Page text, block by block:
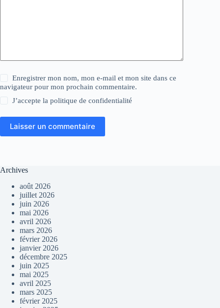
Enregistrer mon nom, mon e-mail et mon site dans ce
navigateur pour mon prochain commentaire.
J’accepte lapolitique de confidentialité
Laisser un commentaire
Archives
août 2026
juillet 2026
juin 2026
mai 2026
avril 2026
mars 2026
février 2026
janvier 2026
décembre 2025
juin 2025
mai 2025
avril 2025
mars 2025
février 2025